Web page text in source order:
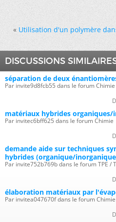
« Utilisation d'un polymère
DISCUSSIONS
séparation de deux
Par invite9d8fcb55 dans le forum Chimie
matériaux hybrides organiques/
Par invitec6bff625 dans le forum Chimie
demande aide sur techniques
hybrides (organique/
Par invite752b769b dans le forum TPE /
élaboration matériaux par
Par invitea047670f dans le forum Chimie